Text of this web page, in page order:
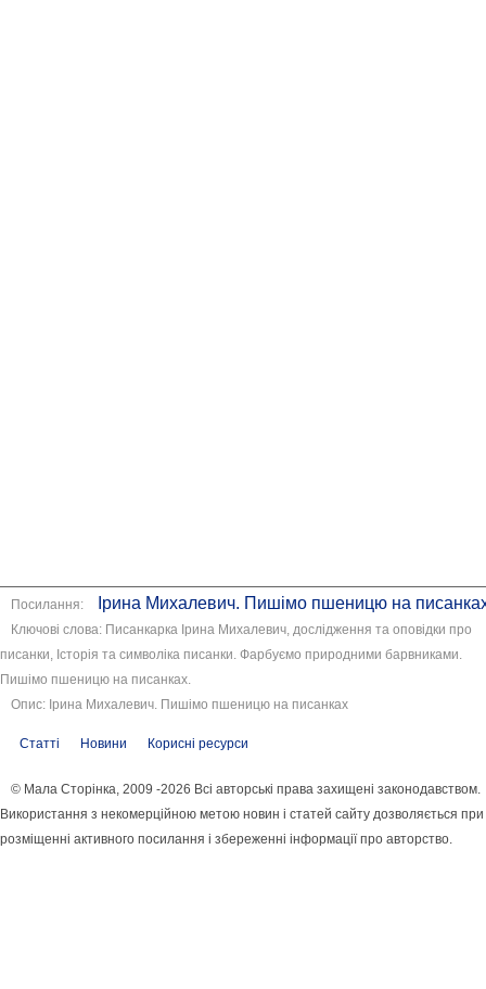
Посилання: Ірина Михалевич. Пишімо пшеницю на
Ключові слова: Писанкарка Ірина Михалевич, дослідження та оповідки про
писанки, Історія та символіка писанки. Фарбуємо природними барвниками.
Пишімо пшеницю на писанках.
Опис: Ірина Михалевич. Пишімо пшеницю на писанках
Статті Новини Корисні ресурси
© Мала Сторінка, 2009 -2026 Всі авторські права захищені законодавством.
Використання з некомерційною метою новин і статей сайту дозволяється при
розміщенні активного посилання і збереженні інформації про авторство.